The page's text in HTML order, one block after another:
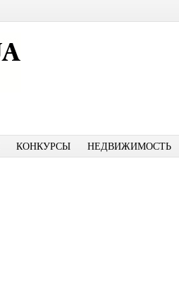
КОНКУРСЫ НЕДВИЖИМОСТЬ